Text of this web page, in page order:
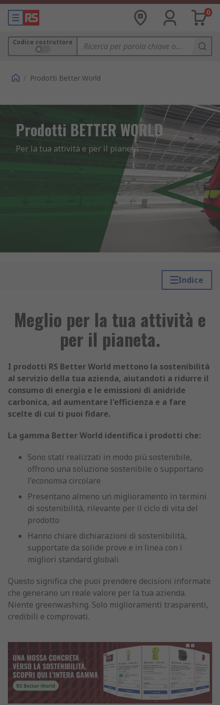
0
Codice costruttore
/ Prodotti Better World
Prodotti BETTER WORLD
Per la tua attività e per il pianeta.
Indice
Meglio per la tua attività e
per il pianeta.
I prodotti RS Better World mettono la sostenibilità
al servizio della tua azienda, aiutandoti a ridurre il
consumo di energia e le emissioni di anidride
carbonica, ad aumentare l'efficienza e a fare
scelte di cui ti puoi fidare.
La gamma Better World identifica i prodotti che:
Sono stati realizzati in modo più sostenibile,
offrono una soluzione sostenibile o supportano
l'economia circolare
Presentano almeno un miglioramento in termini
di sostenibilità, rilevante per il ciclo di vita del
prodotto
Hanno chiare dichiarazioni di sostenibilità,
supportate da solide prove e in linea con i
migliori standard globali
Questo significa che puoi prendere decisioni informate
che generano un reale valore per la tua azienda.
Niente greenwashing. Solo miglioramenti trasparenti,
credibili e comprovati.